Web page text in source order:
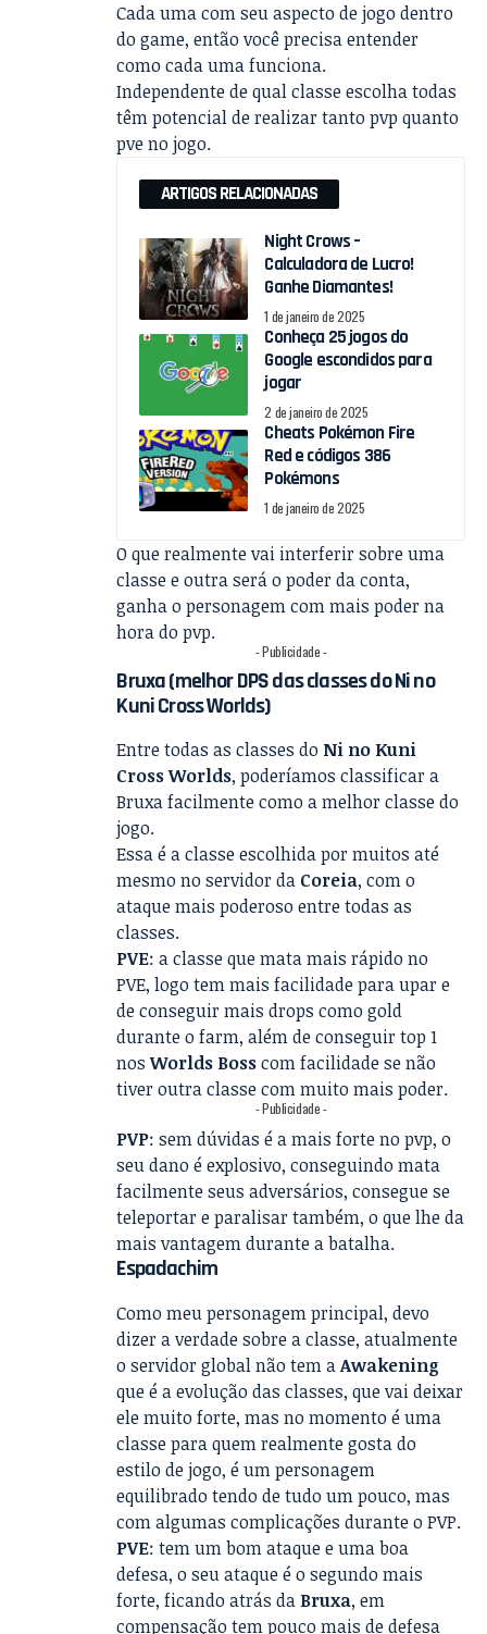
Cada uma com seu aspecto de jogo dentro
do game, então você precisa entender
como cada uma funciona.
Independente de qual classe escolha todas
têm potencial de realizar tanto pvp quanto
pve no jogo.
ARTIGOS RELACIONADAS
Night Crows –
Calculadora de Lucro!
Ganhe Diamantes!
1 de janeiro de 2025
Conheça 25 jogos do
Google escondidos para
jogar
2 de janeiro de 2025
Cheats Pokémon Fire
Red e códigos 386
Pokémons
1 de janeiro de 2025
O que realmente vai interferir sobre uma
classe e outra será o poder da conta,
ganha o personagem com mais poder na
hora do pvp.
- Publicidade -
Bruxa (melhor DPS das classes do Ni no
Kuni Cross Worlds)
Entre todas as classes do Ni no Kuni
Cross Worlds, poderíamos classificar a
Bruxa facilmente como a melhor classe do
jogo.
Essa é a classe escolhida por muitos até
mesmo no servidor da Coreia, com o
ataque mais poderoso entre todas as
classes.
PVE: a classe que mata mais rápido no
PVE, logo tem mais facilidade para upar e
de conseguir mais drops como gold
durante o farm, além de conseguir top 1
nosWorlds Bosscom facilidade se não
tiver outra classe com muito mais poder.
- Publicidade -
PVP: sem dúvidas é a mais forte no pvp, o
seu dano é explosivo, conseguindo mata
facilmente seus adversários, consegue se
teleportar e paralisar também, o que lhe da
mais vantagem durante a batalha.
Espadachim
Como meu personagem principal, devo
dizer a verdade sobre a classe, atualmente
o servidor global não tem aAwakening
que é a evolução das classes, que vai deixar
ele muito forte, mas no momento é uma
classe para quem realmente gosta do
estilo de jogo, é um personagem
equilibrado tendo de tudo um pouco, mas
com algumas complicações durante o PVP.
PVE: tem um bom ataque e uma boa
defesa, o seu ataque é o segundo mais
forte, ficando atrás da Bruxa, em
compensação tem pouco mais de defesa